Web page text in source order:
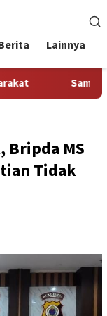
Lainnya
Sambut HUT Ke-81
Bripda MS
Tidak